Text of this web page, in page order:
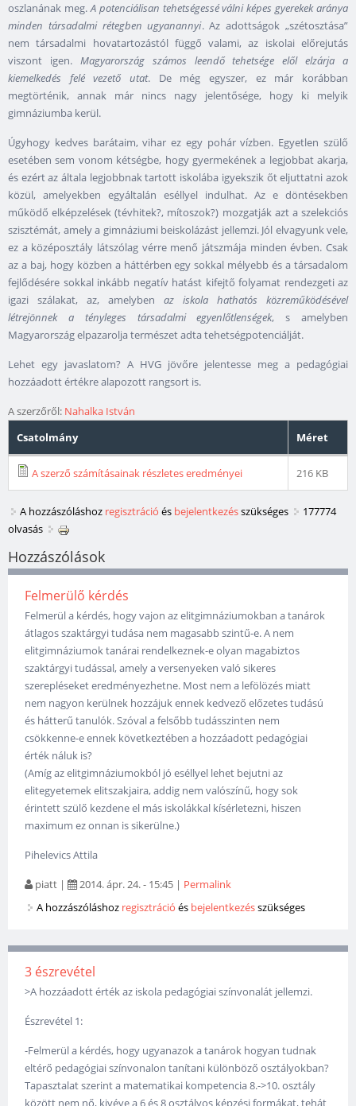
oszlanának meg.A potenciálisan tehetségessé válni képes gyerekek aránya
minden társadalmi rétegben ugyanannyi. Az adottságok „szétosztása”
nem társadalmi hovatartozástól függő valami, az iskolai előrejutás
viszont igen. Magyarország számos leendő tehetsége elől elzárja a
kiemelkedés felé vezető utat. De még egyszer, ez már korábban
megtörténik, annak már nincs nagy jelentősége, hogy ki melyik
gimnáziumba kerül.
Úgyhogy kedves barátaim, vihar ez egy pohár vízben. Egyetlen szülő
esetében sem vonom kétségbe, hogy gyermekének a legjobbat akarja,
és ezért az általa legjobbnak tartott iskolába igyekszik őt eljuttatni azok
közül, amelyekben egyáltalán eséllyel indulhat. Az e döntésekben
működő elképzelések (tévhitek?, mítoszok?) mozgatják azt a szelekciós
szisztémát, amely a gimnáziumi beiskolázást jellemzi. Jól elvagyunk vele,
ez a középosztály látszólag vérre menő játszmája minden évben. Csak
az a baj, hogy közben a háttérben egy sokkal mélyebb és a társadalom
fejlődésére sokkal inkább negatív hatást kifejtő folyamat rendezgeti az
igazi szálakat, az, amelyben az iskola hathatós közreműködésével
létrejönnek a tényleges társadalmi egyenlőtlenségek, s amelyben
Magyarország elpazarolja természet adta tehetségpotenciálját.
Lehet egy javaslatom? A HVG jövőre jelentesse meg a pedagógiai
hozzáadott értékre alapozott rangsort is.
A szerzőről: Nahalka István
Csatolmány
Méret
A szerző számításainak részletes eredményei 216 KB
A hozzászóláshoz regisztráció és bejelentkezésszükséges
177774
olvasás
Hozzászólások
Felmerülő kérdés
Felmerül a kérdés, hogy vajon az elitgimnáziumokban a tanárok
átlagos szaktárgyi tudása nem magasabb szintű-e. A nem
elitgimnáziumok tanárai rendelkeznek-e olyan magabiztos
szaktárgyi tudással, amely a versenyeken való sikeres
szerepléseket eredményezhetne. Most nem a lefölözés miatt
nem nagyon kerülnek hozzájuk ennek kedvező előzetes tudású
és hátterű tanulók. Szóval a felsőbb tudásszinten nem
csökkenne-e ennek következtében a hozzáadott pedagógiai
érték náluk is?
(Amíg az elitgimnáziumokból jó eséllyel lehet bejutni az
elitegyetemek elitszakjaira, addig nem valószínű, hogy sok
érintett szülő kezdene el más iskolákkal kísérletezni, hiszen
maximum ez onnan is sikerülne.)
Pihelevics Attila
piatt | 2014. ápr. 24. - 15:45 | Permalink
A hozzászóláshoz regisztráció és bejelentkezésszükséges
3 észrevétel
>A hozzáadott érték az iskola pedagógiai színvonalát jellemzi.
Észrevétel 1:
-Felmerül a kérdés, hogy ugyanazok a tanárok hogyan tudnak
eltérő pedagógiai színvonalon tanítani különböző osztályokban?
Tapasztalat szerint a matematikai kompetencia 8.->10. osztály